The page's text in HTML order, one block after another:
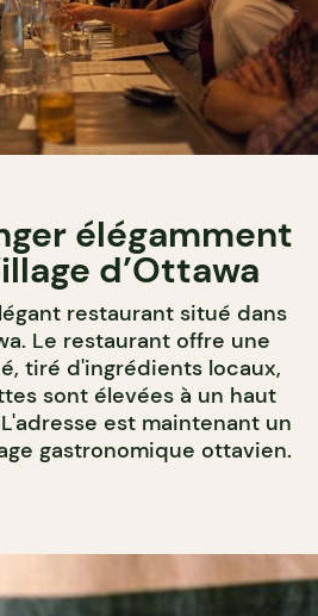
élégamment
d’Ottawa
restaurant situé dans
Le restaurant offre une
tiré d'ingrédients locaux,
sont élevées à un haut
est maintenant un
gastronomique ottavien.